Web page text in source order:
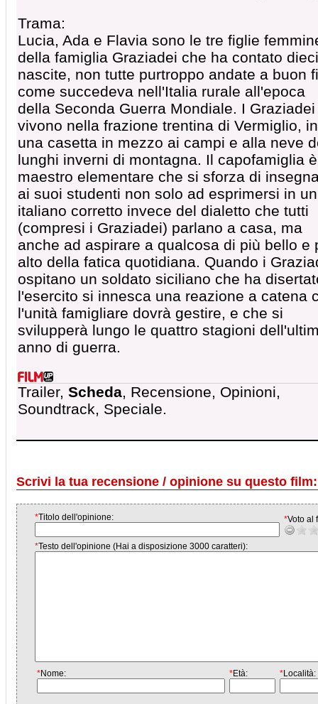
Trama:
Lucia, Ada e Flavia sono le tre figlie
della famiglia Graziadei che ha contato dieci
nascite, non tutte purtroppo andate a buon
come succedeva nell'Italia rurale all'epoca
della Seconda Guerra Mondiale. I Graziadei
vivono nella frazione trentina di Vermiglio, in
una casetta in mezzo ai campi e alla neve
lunghi inverni di montagna. Il capofamiglia
maestro elementare che si sforza di
ai suoi studenti non solo ad esprimersi in un
italiano corretto invece del dialetto che tutti
(compresi i Graziadei) parlano a casa, ma
anche ad aspirare a qualcosa di più bello e
alto della fatica quotidiana. Quando i
ospitano un soldato siciliano che ha
l'esercito si innesca una reazione a catena
l'unità famigliare dovrà gestire, e che si
svilupperà lungo le quattro stagioni
anno di guerra.
Trailer, Scheda, Recensione, Opinioni,
Soundtrack, Speciale.
Scrivi la tua recensione / opinione su questo
*Titolo dell'opinione: *Voto al
*Testo dell'opinione (Hai a disposizione 3000 caratteri):
*Nome: *Età: *Località: